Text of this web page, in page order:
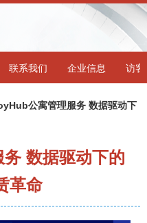
联系我们 企业信息 访客
公寓管理服务 数据驱动下
数据驱动下的
革命